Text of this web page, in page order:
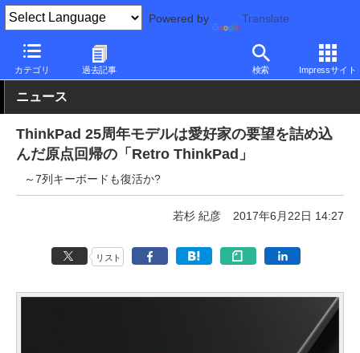
Powered by Translate
カテゴリ 過去記事 検索 Impressサイト
PC Watch パソコン/タブレット/スマートフォン モバイルノート
ニュース
ThinkPad 25周年モデルは愛好家の要望を詰め込
んだ原点回帰の「Retro ThinkPad」
～7列キーボードも復活か?
若杉 紀彦 2017年6月22日 14:27
リスト